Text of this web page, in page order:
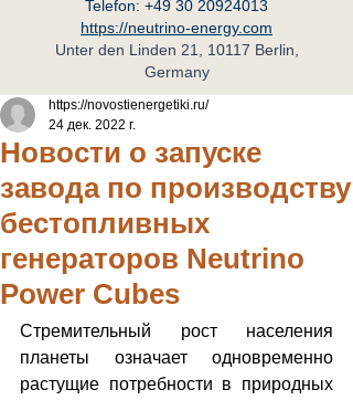
Telefon: +49 30 20924013
https://neutrino-energy.com
Unter den Linden 21, 10117 Berlin,
Germany
Новости о запуске
завода по производству
бестопливных
генераторов Neutrino
Power Cubes
https://novostienergetiki.ru/
24 дек. 2022 г.
Стремительный рост населения
планеты означает одновременно
растущие потребности в природных